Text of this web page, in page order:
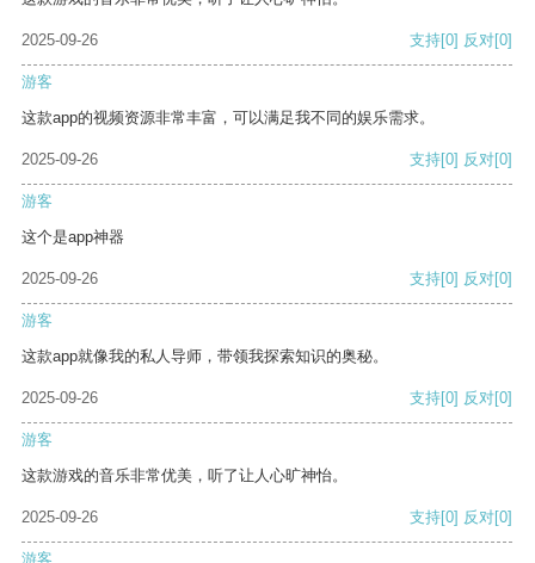
2025-09-26 支持[0] 反对[0]
游客
这款app的视频资源非常丰富，可以满足我不同的娱乐需求。
2025-09-26 支持[0] 反对[0]
游客
这个是app神器
2025-09-26 支持[0] 反对[0]
游客
这款app就像我的私人导师，带领我探索知识的奥秘。
2025-09-26 支持[0] 反对[0]
游客
这款游戏的音乐非常优美，听了让人心旷神怡。
2025-09-26 支持[0] 反对[0]
游客